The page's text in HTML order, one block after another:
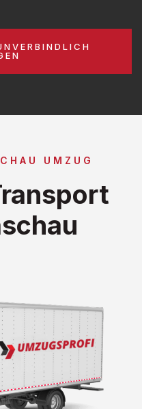
UMZUG